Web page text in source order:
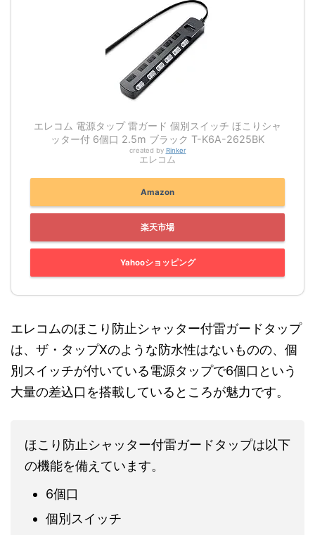
エレコム 電源タップ 雷ガード 個別スイッチ ほこりシャ
ッター付 6個口 2.5m ブラック T-K6A-2625BK
created by Rinker
エレコム
Amazon
楽天市場
Yahooショッピング
エレコムのほこり防止シャッター付雷ガードタップ
は、ザ・タップXのような防水性はないものの、個
別スイッチが付いている電源タップで6個口という
大量の差込口を搭載しているところが魅力です。
ほこり防止シャッター付雷ガードタップは以下
の機能を備えています。
6個口
個別スイッチ